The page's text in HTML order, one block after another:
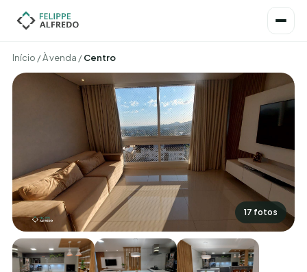
Início /À venda /Centro
17 fotos